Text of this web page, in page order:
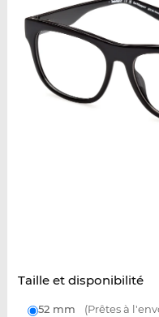
Taille et disponibilité
52 mm (Prêtes à